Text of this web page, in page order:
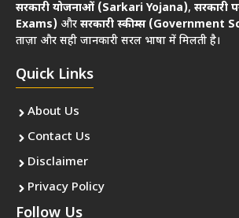
सरकारी योजनाओं (Sarkari Yojana), सरकारी
Exams) और सरकारी स्कीम्स (Government
ताज़ा और सही जानकारी सरल भाषा में मिलती है।
Quick Links
About Us
Contact Us
Disclaimer
Privacy Policy
Follow Us